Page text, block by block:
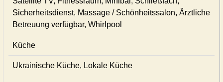
Sicherheitsdienst, Massage / Schönheitssalon, Ärztliche
Betreuung verfügbar, Whirlpool
Küche
Ukrainische Küche, Lokale Küche